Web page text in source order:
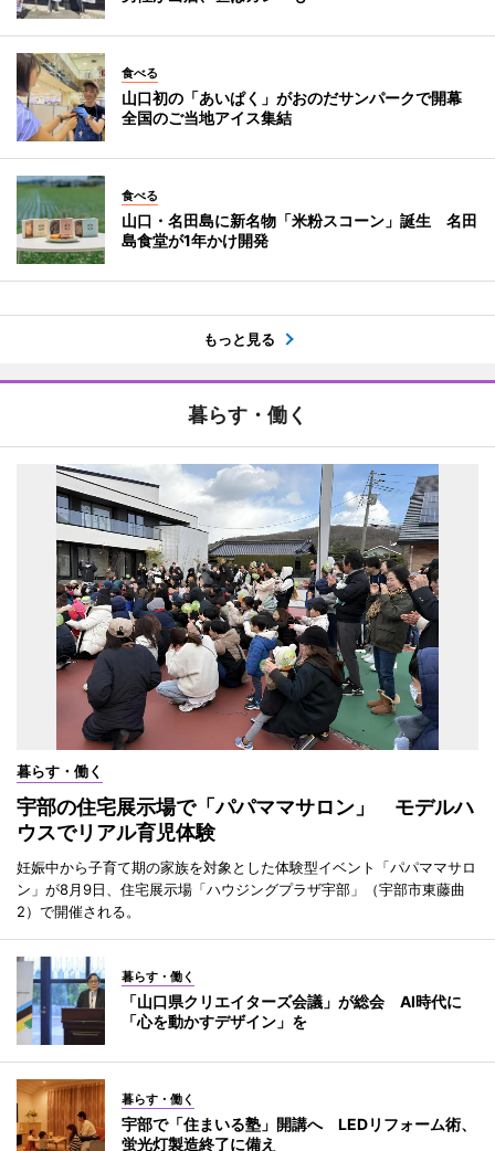
食べる
山口初の「あいぱく」がおのだサンパークで開幕
全国のご当地アイス集結
食べる
山口・名田島に新名物「米粉スコーン」誕生 名田
島食堂が1年かけ開発
もっと見る
暮らす・働く
暮らす・働く
宇部の住宅展示場で「パパママサロン」 モデルハ
ウスでリアル育児体験
妊娠中から子育て期の家族を対象とした体験型イベント「パパママサロ
ン」が8月9日、住宅展示場「ハウジングプラザ宇部」（宇部市東藤曲
2）で開催される。
暮らす・働く
「山口県クリエイターズ会議」が総会 AI時代に
「心を動かすデザイン」を
暮らす・働く
宇部で「住まいる塾」開講へ LEDリフォーム術、
蛍光灯製造終了に備え